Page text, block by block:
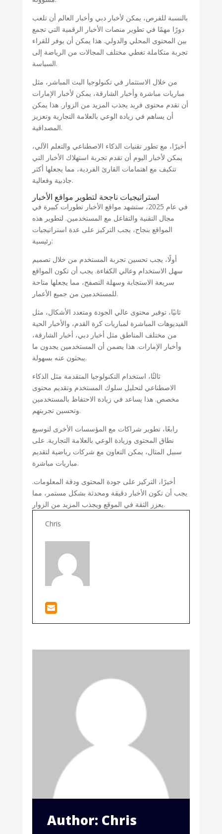
بالنسبة للفرص، يمكن لأخبار دبي وأخبار العالم أن تلعب
دورًا مهمًا في تطوير منصات الأخبار الرقمية التي تجمع
بين المحتوى المحلي والدولي. هذا يمكن أن يوفر للقراء
تجربة متكاملة تغطي مختلف المجالات من الرياضة إلى
السياسة.
من خلال الاستثمار في تكنولوجيا البث المباشر، مثل
مباريات مباشرة وأخبار الشارقة، يمكن لأخبار الإمارات
أن تقدم محتوى فريد يجذب المزيد من الزوار. هذا يمكن
أن يساهم في زيادة الوعي بالعلامة التجارية وتعزيز
المصداقية.
أخيرًا، مع تطور تقنيات الذكاء الاصطناعي والتعلم الآلي،
يمكن لأخبار اليوم أن تقدم تجربة استهلاك الأخبار التي
تتكيف مع اهتمامات القارئ الفردية، مما يجعلها أكثر
جاذبية وفعالية.
استراتيجيات ناجحة لتطوير مواقع الأخبار
في عام 2025، ستشهد مواقع الأخبار تطورات كبيرة في
مجال التقنية والتفاعل مع المستخدمين. لتطوير هذه
المواقع بنجاح، يجب التركيز على عدة استراتيجيات
رئيسية:
أولًا، يجب تحسين تجربة المستخدم من خلال تصميم
سهل الاستخدام وعالي الكفاءة. يجب أن تكون المواقع
سريعة الاستجابة وسهلة التصفح، مما يجعلها متاحة
للمستخدمين من جميع الأعمار.
ثانيًا، توفير محتوى عالي الجودة ومتعدد الأشكال، مثل
الفيديوهات المباشرة لمباريات كرة القدم، والأخبار الحية
من مختلف المناطق مثل أخبار دبي، أخبار الشارقة،
وأخبار الإمارات. هذا يضمن أن المستخدمين يجدون ما
يبحثون عنه بسهولة.
ثالثًا، استخدام التكنولوجيا المتقدمة مثل الذكاء
الاصطناعي لتحليل سلوك المستخدم وتقديم محتوى
مخصص. هذا يساعد في زيادة الاحتفاظ بالمستخدمين
وتحسين تجربتهم.
رابعًا، تطوير شراكات مع المؤسسات الأخرى لتوسيع
نطاق المحتوى وزيادة الوعي بالعلامة التجارية. على
سبيل المثال، يمكن التعاون مع شركات رياضية لتقديم
مباريات مباشرة.
أخيرًا، التركيز على جودة المحتوى ودقة المعلومات.
يجب أن تكون الأخبار دقيقة ومحدثة بشكل مستمر، مما
يعزز الثقة في الموقع ويجذب المزيد من الزوار.
Chris
Author: Chris